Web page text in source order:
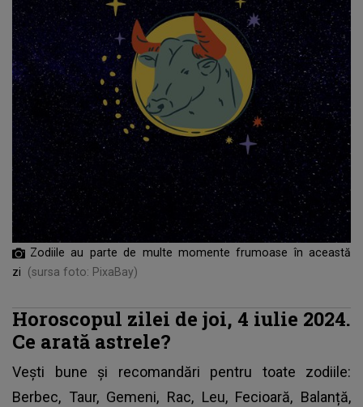
Zodiile au parte de multe momente frumoase în această
zi
(sursa foto: PixaBay)
Horoscopul zilei de joi, 4 iulie 2024.
Ce arată astrele?
Vești bune și recomandări pentru toate zodiile:
Berbec, Taur, Gemeni, Rac, Leu, Fecioară, Balanță,